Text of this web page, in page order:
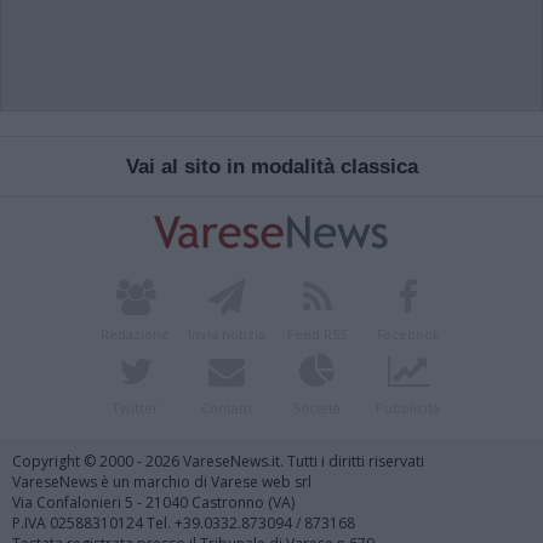
Vai al sito in modalità classica
Copyright © 2000 - 2026 VareseNews.it. Tutti i diritti riservati
VareseNews è un marchio di Varese web srl
Via Confalonieri 5 - 21040 Castronno (VA)
P.IVA 02588310124 Tel. +39.0332.873094 / 873168